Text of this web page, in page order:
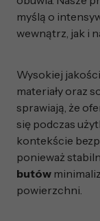
myślą o
wewnątrz, jak i
Wysokiej
materiały oraz
sprawiają, że
się podczas
kontekście
ponieważ
butów
powierzchni.